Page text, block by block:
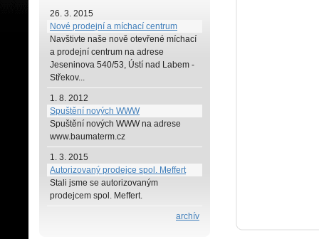
26. 3. 2015
Nové prodejní a míchací centrum
Navštivte naše nově otevřené míchací
a prodejní centrum na adrese
Jeseninova 540/53, Ústí nad Labem -
Střekov...
1. 8. 2012
Spuštění nových WWW
Spuštění nových WWW na adrese
www.baumaterm.cz
1. 3. 2015
Autorizovaný prodejce spol. Meffert
Stali jsme se autorizovaným
prodejcem spol. Meffert.
archív